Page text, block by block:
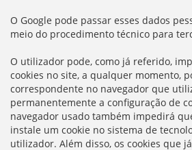
O Google pode passar esses dados
meio do procedimento técnico para
O utilizador pode, como já referido,
cookies no site, a qualquer momento,
correspondente no navegador que
permanentemente a configuração de
navegador usado também impedirá
instale um cookie no sistema de
utilizador. Além disso, os cookies que